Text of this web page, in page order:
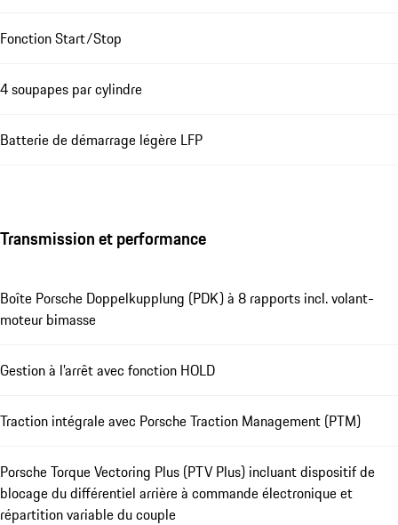
Fonction Start/Stop
4 soupapes par cylindre
Batterie de démarrage légère LFP
Transmission et performance
Boîte Porsche Doppelkupplung (PDK) à 8 rapports incl. volant-
moteur bimasse
Gestion à l’arrêt avec fonction HOLD
Traction intégrale avec Porsche Traction Management (PTM)
Porsche Torque Vectoring Plus (PTV Plus) incluant dispositif de
blocage du différentiel arrière à commande électronique et
répartition variable du couple